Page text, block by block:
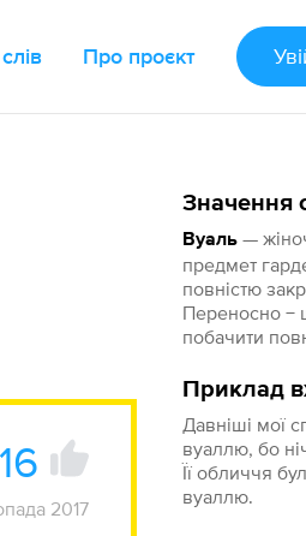
Про проєкт
Значення
Вуаль —
предмет
повністю
Переносно −
побачити
Приклад
Давніші мої
вуаллю, бо
Її обличчя
вуаллю.
16
2017